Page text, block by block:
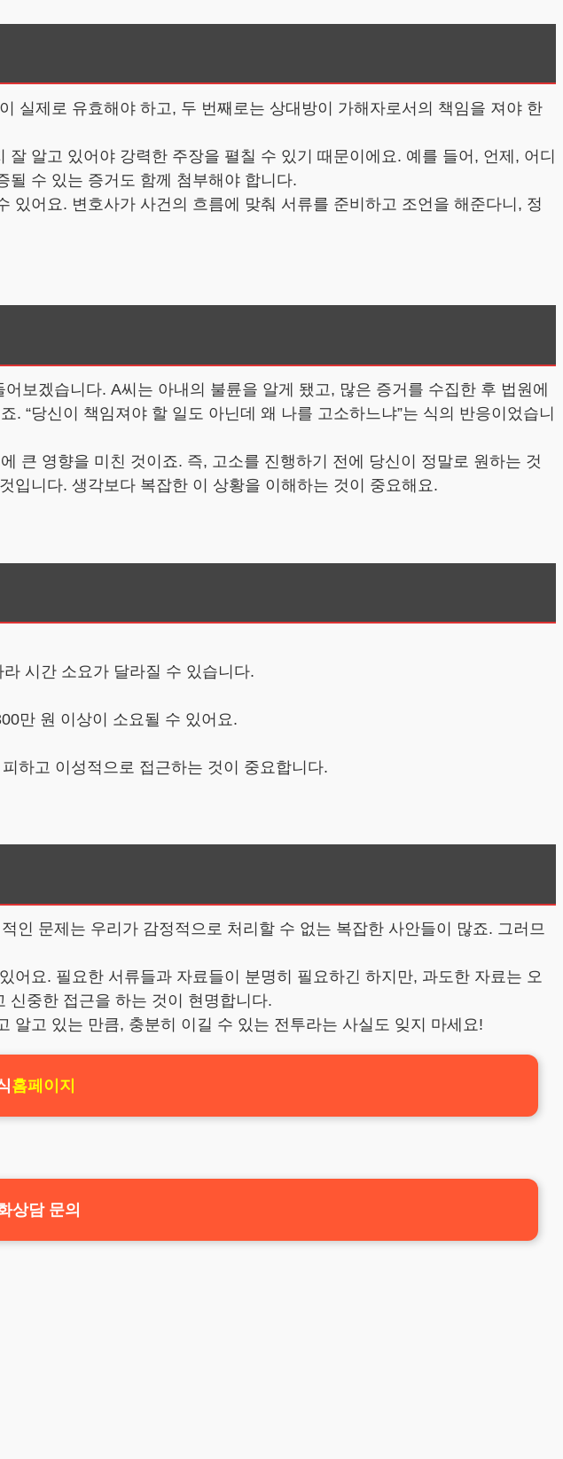
실제로 유효해야 하고, 두 번째로는 상대방이 가해자로서의 책임을 져야 한
알고 있어야 강력한 주장을 펼칠 수 있기 때문이에요. 예를 들어, 언제, 어디
될 수 있는 증거도 함께 첨부해야 합니다.
어요. 변호사가 사건의 흐름에 맞춰 서류를 준비하고 조언을 해준다니, 정
보겠습니다. A씨는 아내의 불륜을 알게 됐고, 많은 증거를 수집한 후 법원에
“당신이 책임져야 할 일도 아닌데 왜 나를 고소하느냐”는 식의 반응이었습니
큰 영향을 미친 것이죠. 즉, 고소를 진행하기 전에 당신이 정말로 원하는 것
입니다. 생각보다 복잡한 이 상황을 이해하는 것이 중요해요.
시간 소요가 달라질 수 있습니다.
만 원 이상이 소요될 수 있어요.
하고 이성적으로 접근하는 것이 중요합니다.
인 문제는 우리가 감정적으로 처리할 수 없는 복잡한 사안들이 많죠. 그러므
요. 필요한 서류들과 자료들이 분명히 필요하긴 하지만, 과도한 자료는 오
신중한 접근을 하는 것이 현명합니다.
알고 있는 만큼, 충분히 이길 수 있는 전투라는 사실도 잊지 마세요!
홈페이지
상담 문의